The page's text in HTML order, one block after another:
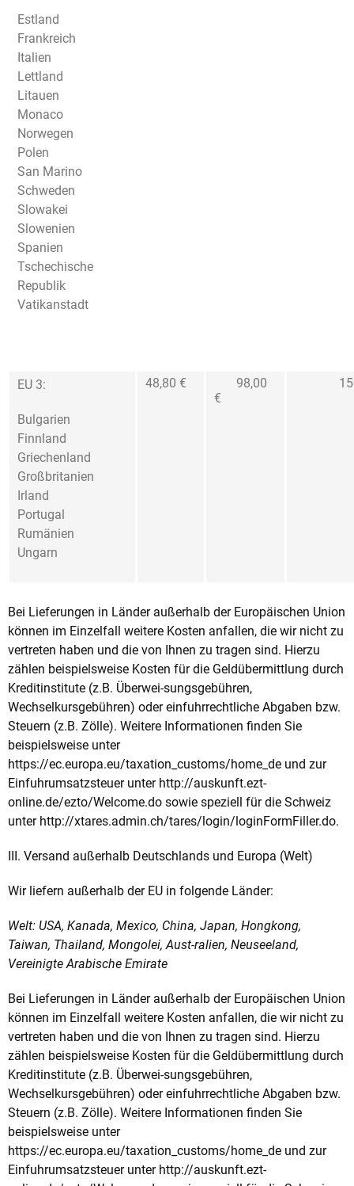
Estland
Frankreich
Italien
Lettland
Litauen
Monaco
Norwegen
Polen
San Marino
Schweden
Slowakei
Slowenien
Spanien
Tschechische
Republik
Vatikanstadt
EU 3:
Bulgarien
Finnland
Griechenland
Großbritanien
Irland
Portugal
Rumänien
Ungarn
48,80 €
98,00
€
Bei Lieferungen in Länder außerhalb der Europäischen Union
können im Einzelfall weitere Kosten anfallen, die wir nicht zu
vertreten haben und die von Ihnen zu tragen sind. Hierzu
zählen beispielsweise Kosten für die Geldübermittlung durch
Kreditinstitute (z.B. Überwei-sungsgebühren,
Wechselkursgebühren) oder einfuhrrechtliche Abgaben bzw.
Steuern (z.B. Zölle). Weitere Informationen finden Sie
beispielsweise unter
https://ec.europa.eu/taxation_customs/home_de und zur
Einfuhrumsatzsteuer unter http://auskunft.ezt-
online.de/ezto/Welcome.do sowie speziell für die Schweiz
unter http://xtares.admin.ch/tares/login/loginFormFiller.do.
III. Versand außerhalb Deutschlands und Europa (Welt)
Wir liefern außerhalb der EU in folgende Länder:
Welt: USA, Kanada, Mexico, China, Japan, Hongkong,
Taiwan, Thailand, Mongolei, Aust-ralien, Neuseeland,
Vereinigte Arabische Emirate
Bei Lieferungen in Länder außerhalb der Europäischen Union
können im Einzelfall weitere Kosten anfallen, die wir nicht zu
vertreten haben und die von Ihnen zu tragen sind. Hierzu
zählen beispielsweise Kosten für die Geldübermittlung durch
Kreditinstitute (z.B. Überwei-sungsgebühren,
Wechselkursgebühren) oder einfuhrrechtliche Abgaben bzw.
Steuern (z.B. Zölle). Weitere Informationen finden Sie
beispielsweise unter
https://ec.europa.eu/taxation_customs/home_de und zur
Einfuhrumsatzsteuer unter http://auskunft.ezt-